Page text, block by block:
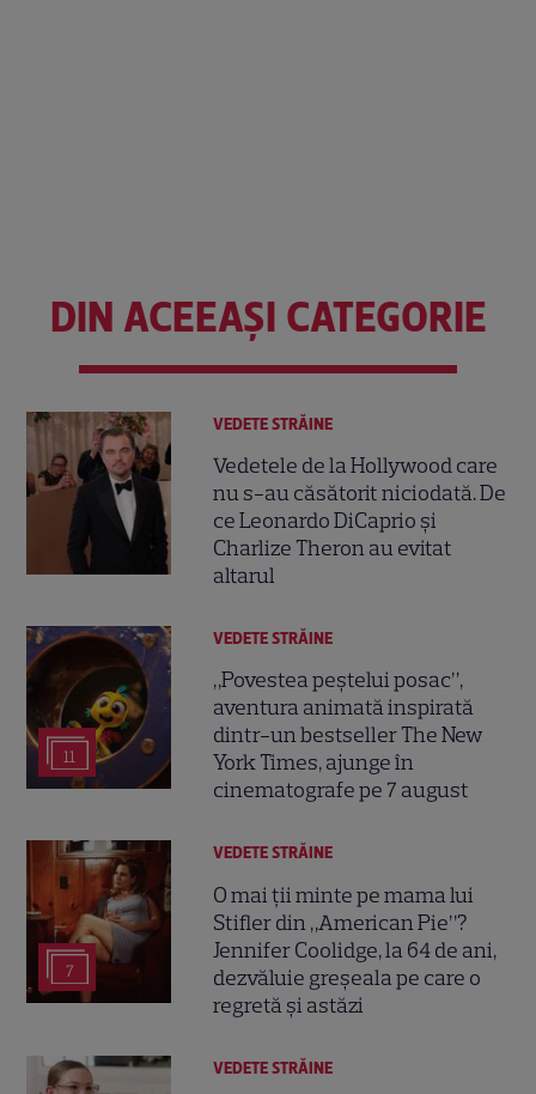
DIN ACEEAȘI CATEGORIE
VEDETE STRĂINE
Vedetele de la Hollywood care
nu s-au căsătorit niciodată. De
ce Leonardo DiCaprio și
Charlize Theron au evitat
altarul
11
VEDETE STRĂINE
„Povestea peștelui posac”,
aventura animată inspirată
dintr-un bestseller The New
York Times, ajunge în
cinematografe pe 7 august
7
VEDETE STRĂINE
O mai ții minte pe mama lui
Stifler din „American Pie”?
Jennifer Coolidge, la 64 de ani,
dezvăluie greșeala pe care o
regretă și astăzi
VEDETE STRĂINE